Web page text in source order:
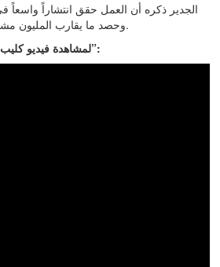
الجدير ذكره أن العمل حقق انتشاراً
وحصد ما يقارب المليون مشاهدة في أقل من 24 ساعة.
لمشاهدة فيديو كليب إيهاب أمير “اللي معندوش”: